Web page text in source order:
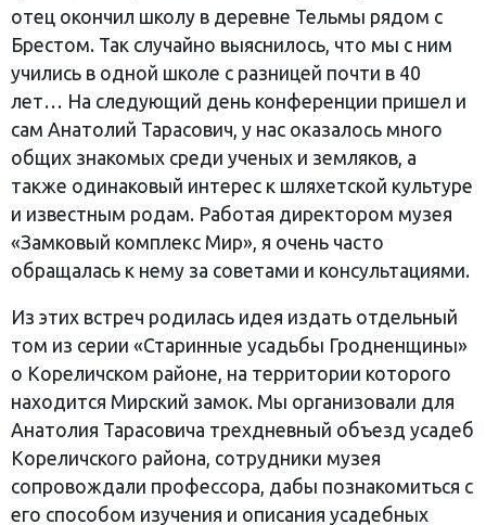
отец окончил школу в деревне Тельмы рядом с
Брестом. Так случайно выяснилось, что мы с ним
учились в одной школе с разницей почти в 40
лет… На следующий день конференции пришел и
сам Анатолий Тарасович, у нас оказалось много
общих знакомых среди ученых и земляков, а
также одинаковый интерес к шляхетской культуре
и известным родам. Работая директором музея
«Замковый комплекс Мир», я очень часто
обращалась к нему за советами и консультациями.
Из этих встреч родилась идея издать отдельный
том из серии «Старинные усадьбы Гродненщины»
о Кореличском районе, на территории которого
находится Мирский замок. Мы организовали для
Анатолия Тарасовича трехдневный объезд усадеб
Кореличского района, сотрудники музея
сопровождали профессора, дабы познакомиться с
его способом изучения и описания усадебных